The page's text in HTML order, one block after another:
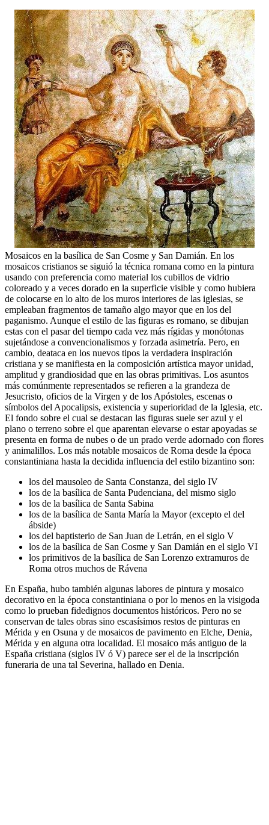
Mosaicos en la basílica de San Cosme y San Damián. En los
mosaicos cristianos se siguió la técnica romana como en la pintura
usando con preferencia como material los cubillos de vidrio
coloreado y a veces dorado en la superficie visible y como hubiera
de colocarse en lo alto de los muros interiores de las iglesias, se
empleaban fragmentos de tamaño algo mayor que en los del
paganismo. Aunque el estilo de las figuras es romano, se dibujan
estas con el pasar del tiempo cada vez más rígidas y monótonas
sujetándose a convencionalismos y forzada asimetría. Pero, en
cambio, deataca en los nuevos tipos la verdadera inspiración
cristiana y se manifiesta en la composición artística mayor unidad,
amplitud y grandiosidad que en las obras primitivas. Los asuntos
más comúnmente representados se refieren a la grandeza de
Jesucristo, oficios de la Virgen y de los Apóstoles, escenas o
símbolos del Apocalipsis, existencia y superioridad de la Iglesia, etc.
El fondo sobre el cual se destacan las figuras suele ser azul y el
plano o terreno sobre el que aparentan elevarse o estar apoyadas se
presenta en forma de nubes o de un prado verde adornado con flores
y animalillos. Los más notable mosaicos de Roma desde la época
constantiniana hasta la decidida influencia del estilo bizantino son:
los del mausoleo de Santa Constanza, del siglo IV
los de la basílica de Santa Pudenciana, del mismo siglo
los de la basílica de Santa Sabina
los de la basílica de Santa María la Mayor (excepto el del
ábside)
los del baptisterio de San Juan de Letrán, en el siglo V
los de la basílica de San Cosme y San Damián en el siglo VI
los primitivos de la basílica de San Lorenzo extramuros de
Roma otros muchos de Rávena
En España, hubo también algunas labores de pintura y mosaico
decorativo en la época constantiniana o por lo menos en la visigoda
como lo prueban fidedignos documentos históricos. Pero no se
conservan de tales obras sino escasísimos restos de pinturas en
Mérida y en Osuna y de mosaicos de pavimento en Elche, Denia,
Mérida y en alguna otra localidad. El mosaico más antiguo de la
España cristiana (siglos IV ó V) parece ser el de la inscripción
funeraria de una tal Severina, hallado en Denia.